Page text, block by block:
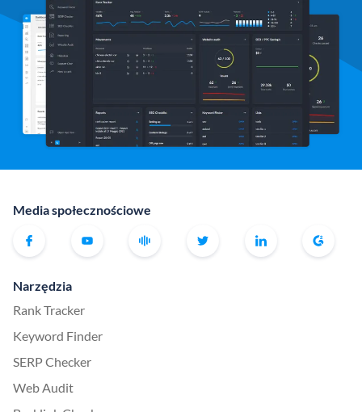
Media społecznościowe
Narzędzia
Rank Tracker
Keyword Finder
SERP Checker
Web Audit